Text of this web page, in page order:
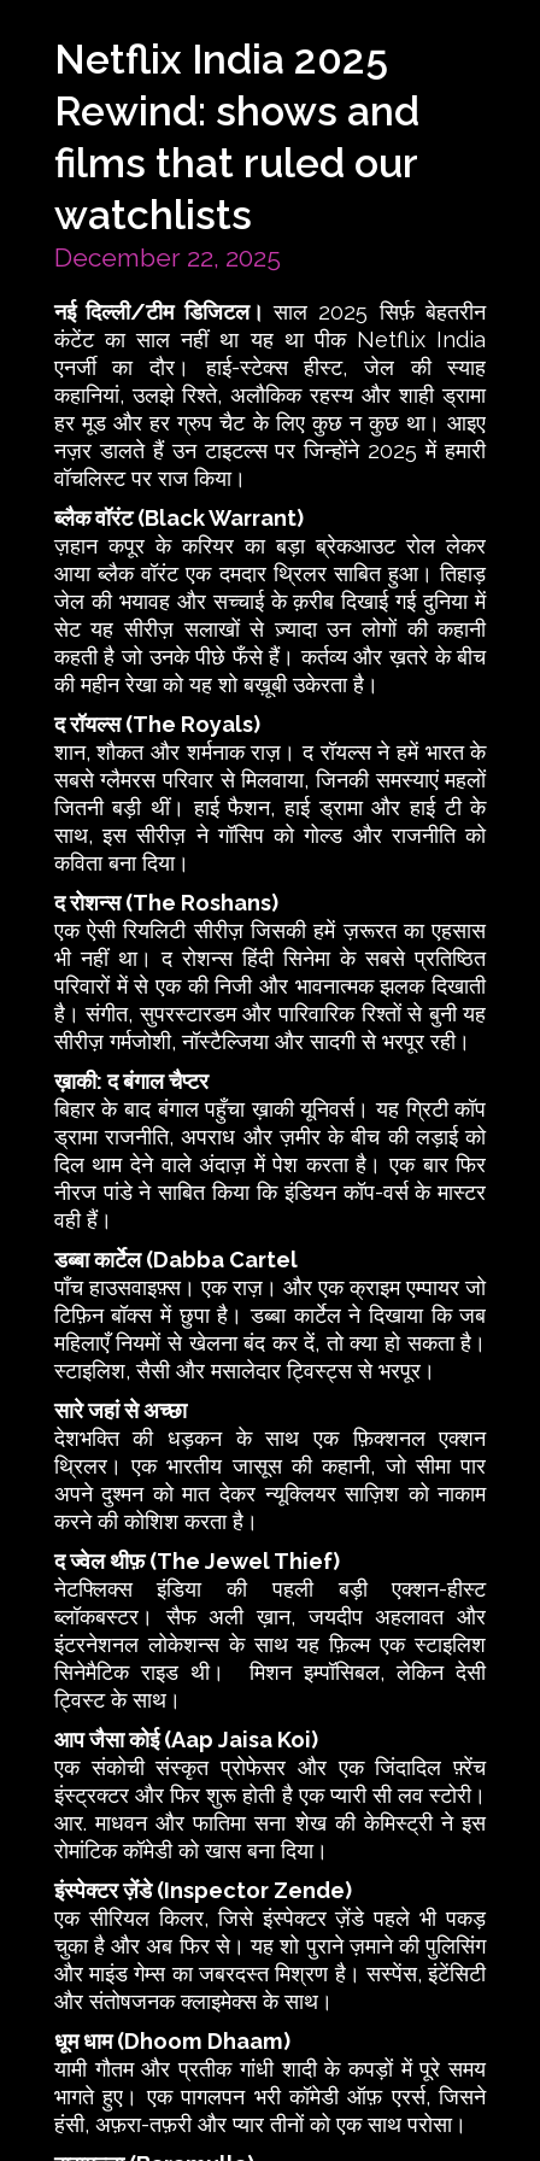
Netflix India 2025
Rewind: shows and
films that ruled our
watchlists
December 22, 2025
नई दिल्ली/टीम डिजिटल।साल 2025 सिर्फ़ बेहतरीन
कंटेंट का साल नहीं था यह था पीक Netflix India
एनर्जी का दौर। हाई-स्टेक्स हीस्ट, जेल की स्याह
कहानियां, उलझे रिश्ते, अलौकिक रहस्य और शाही ड्रामा
हर मूड और हर ग्रुप चैट के लिए कुछ न कुछ था। आइए
नज़र डालते हैं उन टाइटल्स पर जिन्होंने 2025 में हमारी
वॉचलिस्ट पर राज किया।
ब्लैक वॉरंट (Black Warrant)
ज़हान कपूर के करियर का बड़ा ब्रेकआउट रोल लेकर
आया ब्लैक वॉरंट एक दमदार थ्रिलर साबित हुआ। तिहाड़
जेल की भयावह और सच्चाई के क़रीब दिखाई गई दुनिया में
सेट यह सीरीज़ सलाखों से ज़्यादा उन लोगों की कहानी
कहती है जो उनके पीछे फँसे हैं। कर्तव्य और ख़तरे के बीच
की महीन रेखा को यह शो बख़ूबी उकेरता है।
द रॉयल्स (The Royals)
शान, शौकत और शर्मनाक राज़। द रॉयल्स ने हमें भारत के
सबसे ग्लैमरस परिवार से मिलवाया, जिनकी समस्याएं महलों
जितनी बड़ी थीं। हाई फैशन, हाई ड्रामा और हाई टी के
साथ, इस सीरीज़ ने गॉसिप को गोल्ड और राजनीति को
कविता बना दिया।
द रोशन्स (The Roshans)
एक ऐसी रियलिटी सीरीज़ जिसकी हमें ज़रूरत का एहसास
भी नहीं था। द रोशन्स हिंदी सिनेमा के सबसे प्रतिष्ठित
परिवारों में से एक की निजी और भावनात्मक झलक दिखाती
है। संगीत, सुपरस्टारडम और पारिवारिक रिश्तों से बुनी यह
सीरीज़ गर्मजोशी, नॉस्टैल्जिया और सादगी से भरपूर रही।
ख़ाकी: द बंगाल चैप्टर
बिहार के बाद बंगाल पहुँचा ख़ाकी यूनिवर्स। यह ग्रिटी कॉप
ड्रामा राजनीति, अपराध और ज़मीर के बीच की लड़ाई को
दिल थाम देने वाले अंदाज़ में पेश करता है। एक बार फिर
नीरज पांडे ने साबित किया कि इंडियन कॉप-वर्स के मास्टर
वही हैं।
डब्बा कार्टेल (Dabba Cartel
पाँच हाउसवाइफ़्स। एक राज़। और एक क्राइम एम्पायर जो
टिफ़िन बॉक्स में छुपा है। डब्बा कार्टेल ने दिखाया कि जब
महिलाएँ नियमों से खेलना बंद कर दें, तो क्या हो सकता है।
स्टाइलिश, सैसी और मसालेदार ट्विस्ट्स से भरपूर।
सारे जहां से अच्छा
देशभक्ति की धड़कन के साथ एक फ़िक्शनल एक्शन
थ्रिलर। एक भारतीय जासूस की कहानी, जो सीमा पार
अपने दुश्मन को मात देकर न्यूक्लियर साज़िश को नाकाम
करने की कोशिश करता है।
द ज्वेल थीफ़ (The Jewel Thief)
नेटफ्लिक्स इंडिया की पहली बड़ी एक्शन-हीस्ट
ब्लॉकबस्टर। सैफ अली ख़ान, जयदीप अहलावत और
इंटरनेशनल लोकेशन्स के साथ यह फ़िल्म एक स्टाइलिश
सिनेमैटिक राइड थी। मिशन इम्पॉसिबल, लेकिन देसी
ट्विस्ट के साथ।
आप जैसा कोई (Aap Jaisa Koi)
एक संकोची संस्कृत प्रोफेसर और एक जिंदादिल फ़्रेंच
इंस्ट्रक्टर और फिर शुरू होती है एक प्यारी सी लव स्टोरी।
आर. माधवन और फातिमा सना शेख की केमिस्ट्री ने इस
रोमांटिक कॉमेडी को खास बना दिया।
इंस्पेक्टर ज़ेंडे (Inspector Zende)
एक सीरियल किलर, जिसे इंस्पेक्टर ज़ेंडे पहले भी पकड़
चुका है और अब फिर से। यह शो पुराने ज़माने की पुलिसिंग
और माइंड गेम्स का जबरदस्त मिश्रण है। सस्पेंस, इंटेंसिटी
और संतोषजनक क्लाइमेक्स के साथ।
धूम धाम (Dhoom Dhaam)
यामी गौतम और प्रतीक गांधी शादी के कपड़ों में पूरे समय
भागते हुए। एक पागलपन भरी कॉमेडी ऑफ़ एरर्स, जिसने
हंसी, अफ़रा-तफ़री और प्यार तीनों को एक साथ परोसा।